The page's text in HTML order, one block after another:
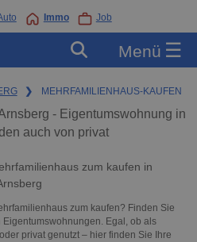
Immo Job
Menü ☰
❯ MEHRFAMILIENHAUS-KAUFEN
- Eigentumswohnung in
auch von privat
zum kaufen in
zum kaufen? Finden Sie
Egal, ob als
privat genutzt – hier finden Sie Ihre